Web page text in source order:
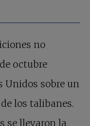
no
octubre
Unidos sobre un
los talibanes.
se llevaron la